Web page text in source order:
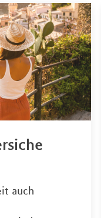
auch